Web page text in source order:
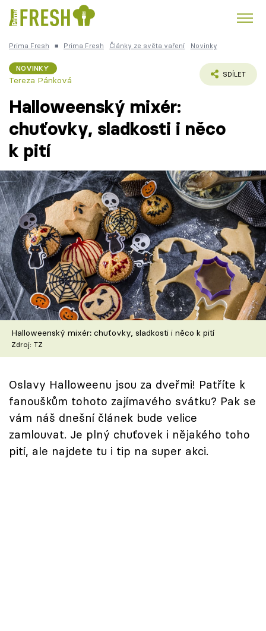
Česká kuchyně
Témata
Recepty
Články
TV Program
Škola vaření
Recepty z TV
Speciál: Cuketa
Sledujte prima+
Přihlášení
Prima Fresh ■ Prima Fresh Články ze světa vaření Novinky
NOVINKY
Tereza Pánková
SDÍLET
Halloweenský mixér:
chuťovky, sladkosti i něco
k pití
Halloweenský mixér: chuťovky, sladkosti i něco k pití
Zdroj: TZ
Oslavy Halloweenu jsou za dveřmi! Patříte k
fanouškům tohoto zajímavého svátku? Pak se
vám náš dnešní článek bude velice
zamlouvat. Je plný chuťovek i nějakého toho
pití, ale najdete tu i tip na super akci.